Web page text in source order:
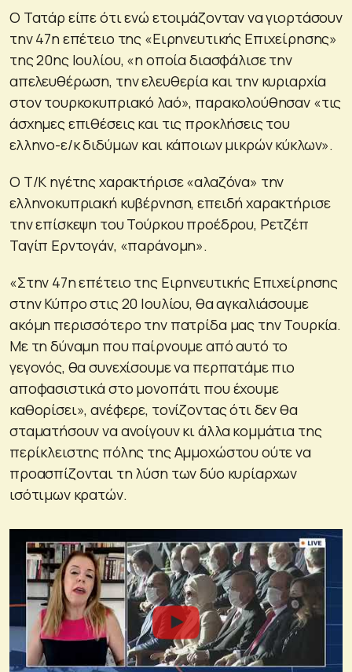
Ο Τατάρ είπε ότι ενώ ετοιμάζονταν να γιορτάσουν
την 47η επέτειο της «Ειρηνευτικής Επιχείρησης»
της 20ης Ιουλίου, «η οποία διασφάλισε την
απελευθέρωση, την ελευθερία και την κυριαρχία
στον τουρκοκυπριακό λαό», παρακολούθησαν «τις
άσχημες επιθέσεις και τις προκλήσεις του
ελληνο-ε/κ διδύμων και κάποιων μικρών κύκλων».
Ο Τ/Κ ηγέτης χαρακτήρισε «αλαζόνα» την
ελληνοκυπριακή κυβέρνηση, επειδή χαρακτήρισε
την επίσκεψη του Τούρκου προέδρου, Ρετζέπ
Ταγίπ Ερντογάν, «παράνομη».
«Στην 47η επέτειο της Ειρηνευτικής Επιχείρησης
στην Κύπρο στις 20 Ιουλίου, θα αγκαλιάσουμε
ακόμη περισσότερο την πατρίδα μας την Τουρκία.
Με τη δύναμη που παίρνουμε από αυτό το
γεγονός, θα συνεχίσουμε να περπατάμε πιο
αποφασιστικά στο μονοπάτι που έχουμε
καθορίσει», ανέφερε, τονίζοντας ότι δεν θα
σταματήσουν να ανοίγουν κι άλλα κομμάτια της
περίκλειστης πόλης της Αμμοχώστου ούτε να
προασπίζονται τη λύση των δύο κυρίαρχων
ισότιμων κρατών.